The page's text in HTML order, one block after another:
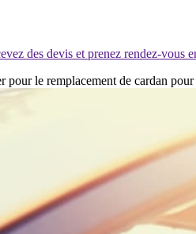
des devis et prenez rendez-vous
pour le remplacement de cardan